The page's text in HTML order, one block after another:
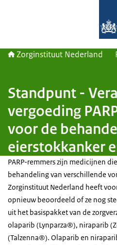
Zorginstituut Nederland
Standpunt -
vergoeding
voor de
eierstokkanker
PARP-remmers zijn medicijnen
behandeling van verschillende
Zorginstituut Nederland heeft
opnieuw beoordeeld of ze nog
uit het basispakket van de
olaparib (Lynparza®), niraparib
(Talzenna®). Olaparib en